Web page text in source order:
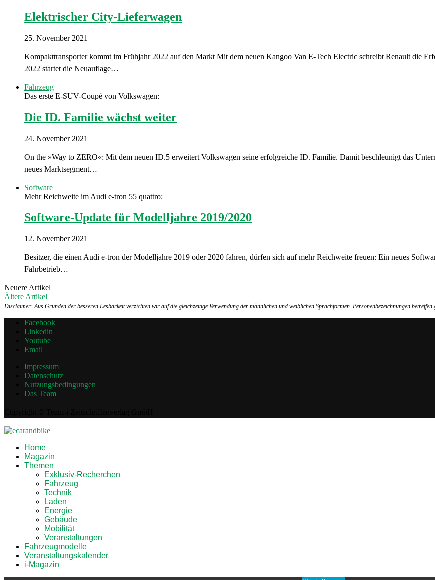
Elektrischer City-Lieferwagen
25. November 2021
Kompakttransporter kommt im Frühjahr 2022 auf den Markt Mit dem neuen Kangoo Van E-Tech Electric schreibt Renault die
2022 startet die Neuauflage…
Fahrzeug
Das erste E-SUV-Coupé von Volkswagen:
Die ID. Familie wächst weiter
24. November 2021
On the »Way to ZERO«: Mit dem neuen ID.5 erweitert Volkswagen seine erfolgreiche ID. Familie. Damit beschleunigt das
neues Marktsegment…
Software
Mehr Reichweite im Audi e-tron 55 quattro:
Software-Update für Modelljahre 2019/2020
12. November 2021
Besitzer, die einen Audi e-tron der Modelljahre 2019 oder 2020 fahren, dürfen sich auf mehr Reichweite freuen: Ein neues
Fahrbetrieb…
Neuere Artikel
Ältere Artikel
Disclaimer: Aus Gründen der besseren Lesbarkeit verzichten wir auf die gleichzeitige Verwendung der männlichen und weiblichen Sprachformen. Personenbezeichnungen betreffen
Facebook
Linkedin
Youtube
Email
Impressum
Datenschutz
Nutzungsbedingungen
Das Team
Home
Magazin
Themen
Exklusiv-Recherchen
Fahrzeug
Technik
Laden
Energie
Gebäude
Mobilität
Veranstaltungen
Fahrzeugmodelle
Veranstaltungskalender
i-Magazin